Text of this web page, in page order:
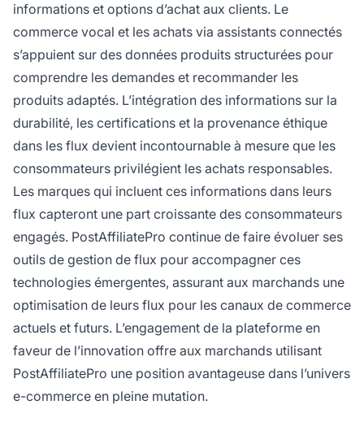
informations et options d’achat aux clients. Le
commerce vocal et les achats via assistants connectés
s’appuient sur des données produits structurées pour
comprendre les demandes et recommander les
produits adaptés. L’intégration des informations sur la
durabilité, les certifications et la provenance éthique
dans les flux devient incontournable à mesure que les
consommateurs privilégient les achats responsables.
Les marques qui incluent ces informations dans leurs
flux capteront une part croissante des consommateurs
engagés. PostAffiliatePro continue de faire évoluer ses
outils de gestion de flux pour accompagner ces
technologies émergentes, assurant aux marchands une
optimisation de leurs flux pour les canaux de commerce
actuels et futurs. L’engagement de la plateforme en
faveur de l’innovation offre aux marchands utilisant
PostAffiliatePro une position avantageuse dans l’univers
e-commerce en pleine mutation.